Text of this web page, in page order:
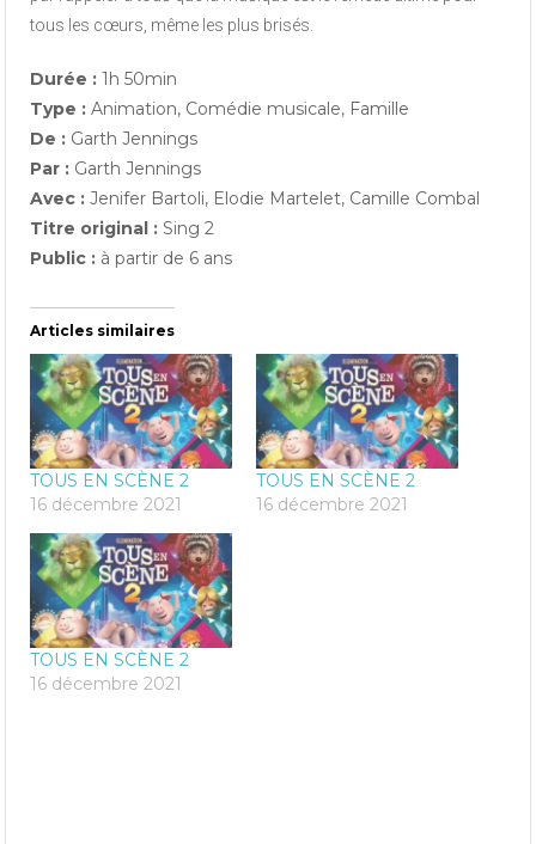
tous les cœurs, même les plus brisés.
Durée : 1h 50min
Type : Animation, Comédie musicale, Famille
De : Garth Jennings
Par : Garth Jennings
Avec : Jenifer Bartoli, Elodie Martelet, Camille Combal
Titre original : Sing 2
Public : à partir de 6 ans
Articles similaires
TOUS EN SCÈNE 2
16 décembre 2021
TOUS EN SCÈNE 2
16 décembre 2021
TOUS EN SCÈNE 2
16 décembre 2021